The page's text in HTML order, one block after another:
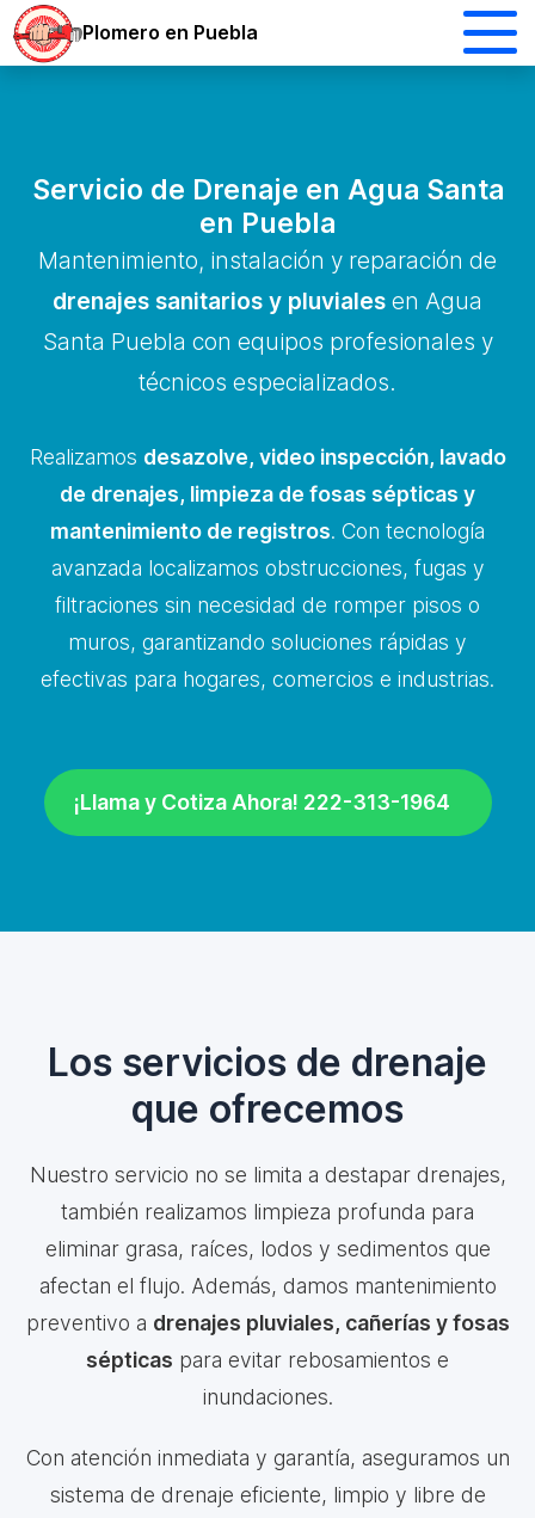
Plomero en Puebla
Servicio de Drenaje en Agua Santa
en Puebla
Mantenimiento, instalación y reparación de
drenajes sanitarios y pluviales en Agua
Santa Puebla con equipos profesionales y
técnicos especializados.
Realizamos desazolve, video inspección, lavado
de drenajes, limpieza de fosas sépticas y
mantenimiento de registros. Con tecnología
avanzada localizamos obstrucciones, fugas y
filtraciones sin necesidad de romper pisos o
muros, garantizando soluciones rápidas y
efectivas para hogares, comercios e industrias.
¡Llama y Cotiza Ahora! 222-313-1964
Los servicios de drenaje
que ofrecemos
Nuestro servicio no se limita a destapar drenajes,
también realizamos limpieza profunda para
eliminar grasa, raíces, lodos y sedimentos que
afectan el flujo. Además, damos mantenimiento
preventivo a drenajes pluviales, cañerías y fosas
sépticas para evitar rebosamientos e
inundaciones.
Con atención inmediata y garantía, aseguramos un
sistema de drenaje eficiente, limpio y libre de